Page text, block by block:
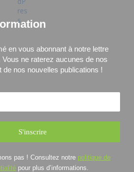
en vous abonnant à notre lettre
Vous ne raterez aucunes de nos
de nos nouvelles publications !
pas ! Consultez notre politique de
pour plus d’informations.